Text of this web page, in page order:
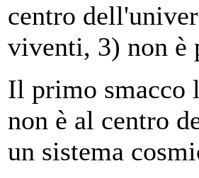
centro
viventi, 3) non è
Il primo smacco
non è al centro
un sistema